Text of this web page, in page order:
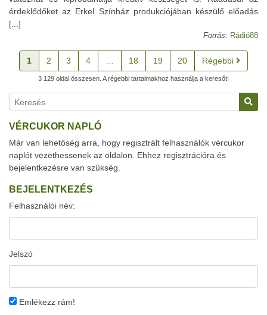
érdeklődőket az Erkel Színház produkciójában készülő előadás
[...]
Forrás: Rádió88
1 2 3 4 18 19 20 Régebbi
3 129 oldal összesen. A régebbi tartalmakhoz használja a keresőt!
VÉRCUKOR NAPLÓ
Már van lehetőség arra, hogy regisztrált felhasználók vércukor
naplót vezethessenek az oldalon. Ehhez regisztrációra és
bejelentkezésre van szükség.
BEJELENTKEZÉS
Felhasználói név:
Jelszó
Emlékezz rám!